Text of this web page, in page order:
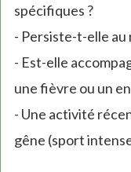
spécifiques ?
- Persiste-t-elle au
- Est-elle
une fièvre ou un
- Une activité
gêne (sport